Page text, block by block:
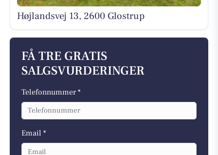
Højlandsvej 13, 2600 Glostrup
FÅ TRE GRATIS
SALGSVURDERINGER
Telefonnummer *
Email *